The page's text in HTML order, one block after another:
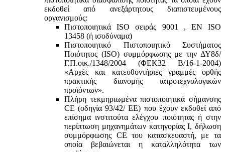
εκδοθεί από ανεξάρτητους διαπιστευμένους
οργανισμούς:
Πιστοποιητικά ISO σειράς 9001 , ΕΝ ISO
13458 (ή ισοδύναμα)
Πιστοποιητικό Πιστοποιητικό Συστήματος
Ποιότητος (ISO) συμμόρφωσης με την ΔΥ8δ/
Γ.Π.οικ./1348/2004 (ΦΕΚ32 Β/16-1-2004)
«Αρχές και κατευθυντήριες γραμμές ορθής
πρακτικής διανομής ιατροτεχνολογικών
προϊόντων».
Πλήρη τεκμηριωμένα πιστοποιητικά σήμανσης
CE (οδηγία 93/42/ ΕΕ) που έχουν εκδοθεί από
επίσημα ινστιτούτα ελέγχου ποιότητας ή στην
περίπτωση μηχανημάτων κατηγορίας Ι, δήλωση
συμμόρφωσης CE του κατασκευαστή, με τα
οποία βεβαιώνεται η καταλληλότητα των